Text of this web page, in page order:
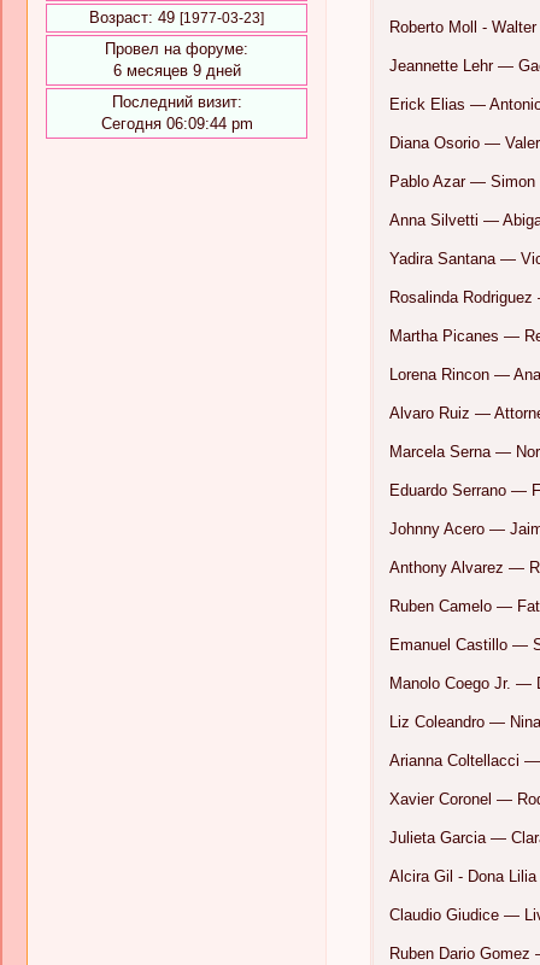
Возраст: 49 [1977-03-23]
Провел на форуме:
6 месяцев 9 дней
Последний визит:
Сегодня 06:09:44 pm
Roberto Moll -
Jeannette Lehr —
Erick Elias —
Diana Osorio —
Pablo Azar — Simon
Anna Silvetti —
Yadira Santana —
Rosalinda
Martha Picanes —
Lorena Rincon —
Alvaro Ruiz —
Marcela Serna —
Eduardo Serrano —
Johnny Acero —
Anthony Alvarez —
Ruben Camelo —
Emanuel Castillo —
Manolo Coego Jr. —
Liz Coleandro —
Arianna Coltellacci
Xavier Coronel —
Julieta Garcia —
Alcira Gil - Dona Lilia
Claudio Giudice —
Ruben Dario